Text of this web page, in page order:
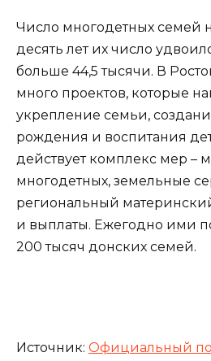
Число многодетных семей
десять лет их число
больше 44,5 тысячи. В
много проектов, которые
укрепление семьи,
рождения и воспитания
действует комплекс мер –
многодетных, земельные
региональный
и выплаты. Ежегодно ими
200 тысяч донских семей.
Источник: Официальный